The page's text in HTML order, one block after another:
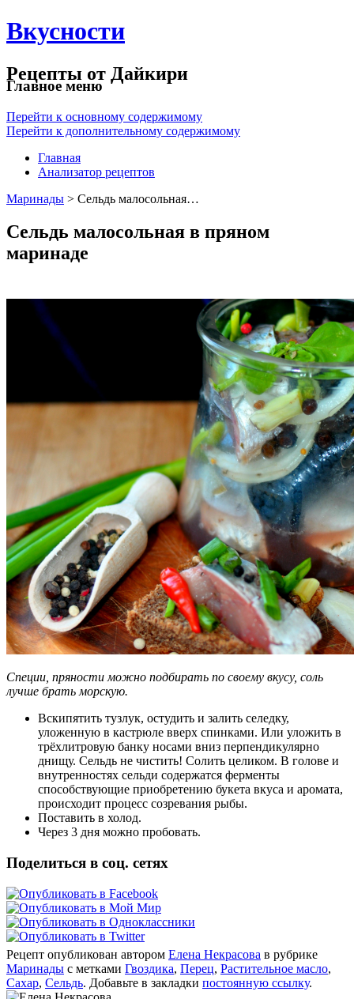
Вкусности
Рецепты от Дайкири
Главное меню
Перейти к основному содержимому
Перейти к дополнительному содержимому
Главная
Анализатор рецептов
Маринады > Сельдь малосольная…
Сельдь малосольная в пряном
маринаде
Специи, пряности можно подбирать по своему вкусу, соль
лучше брать морскую.
Вскипятить тузлук, остудить и залить селедку,
уложенную в кастрюле вверх спинками. Или уложить в
трёхлитровую банку носами вниз перпендикулярно
днищу. Сельдь не чистить! Солить целиком. В голове и
внутренностях сельди содержатся ферменты
способствующие приобретению букета вкуса и аромата,
происходит процесс созревания рыбы.
Поставить в холод.
Через 3 дня можно пробовать.
Поделиться в соц. сетях
Рецепт опубликован автором Елена Некрасова в рубрике
Маринады с метками Гвоздика, Перец, Растительное масло,
Сахар, Сельдь. Добавьте в закладки постоянную ссылку.